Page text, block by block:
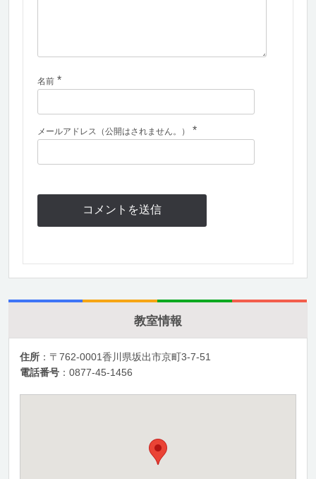
名前 *
メールアドレス（公開はされません。） *
教室情報
住所 ：〒762-0001香川県坂出市京町3-7-51
電話番号 ：0877-45-1456